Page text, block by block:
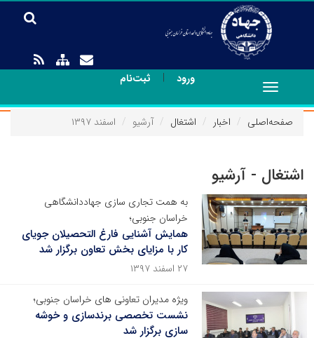
ورود | ثبت‌نام
Toggle
navigation
صفحه‌اصلی
اخبار اشتغال آرشیو اسفند ۱۳۹۷
اشتغال - آرشیو
به همت تجاری سازی جهاددانشگاهی
خراسان جنوبی؛
همایش آشنایی فارغ التحصیلان جویای
کار با مزایای بخش تعاون برگزار شد
۲۷ اسفند ۱۳۹۷
ویژه مدیران تعاونی های خراسان جنوبی؛
نشست تخصصی برندسازی و خوشه
سازی برگزار شد